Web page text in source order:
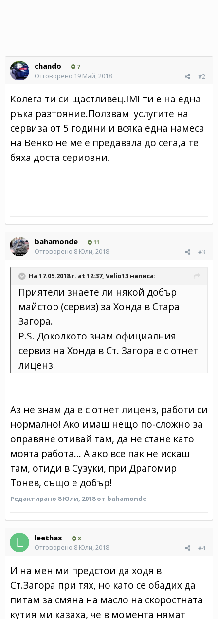
chando 7
#2
Отговорено 19 Май, 2018
Колега ти си щастливец.IMI ти е на една
ръка разтояние.Ползвам услугите на
сервиза от 5 години и всяка една намеса
на Венко не ме е предавала до сега,а те
бяха доста сериозни.
bahamonde 11
#3
Отговорено 8 Юли, 2018
На 17.05.2018 г. at 12:37, Velio13 написа:
Приятели знаете ли някой добър
майстор (сервиз) за Хонда в Стара
Загора.
P.S. Доколкото знам официалния
сервиз на Хонда в Ст. Загора е с отнет
лиценз.
Аз не знам да е с отнет лиценз, работи си
нормално! Ако имаш нещо по-сложно за
оправяне отивай там, да не стане като
моята работа... А ако все пак не искаш
там, отиди в Сузуки, при Драгомир
Тонев, също е добър!
Редактирано 8 Юли, 2018от bahamonde
leethax 8
#4
Отговорено 8 Юли, 2018
И на мен ми предстои да ходя в
Ст.Загора при тях, но като се обадих да
питам за смяна на масло на скоростната
кутия ми казаха, че в момента нямат